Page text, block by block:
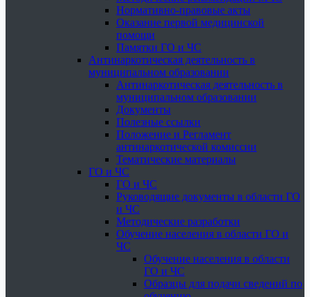
Нормативно-правовые акты
Оказание первой медицинской
помощи
Памятки ГО и ЧС
Антинаркотическая деятельность в
муниципальном образовании
Антинаркотическая деятельность в
муниципальном образовании
Документы
Полезные ссылки
Положение и Регламент
антинаркотической комиссии
Тематические материалы
ГО и ЧС
ГО и ЧС
Руководящие документы в области ГО
и ЧС
Методические разработки
Обучение населения в области ГО и
ЧС
Обучение населения в области
ГО и ЧС
Образцы для подачи сведений по